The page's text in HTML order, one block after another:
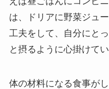
は、ドリアに野菜ジュ
工夫をして、自分にと
と摂るように心掛けてい
体の材料になる食事が